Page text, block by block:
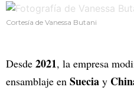
Cortesía de Vanessa Butani
Desde 2021, la empresa
ensamblaje en Suecia y